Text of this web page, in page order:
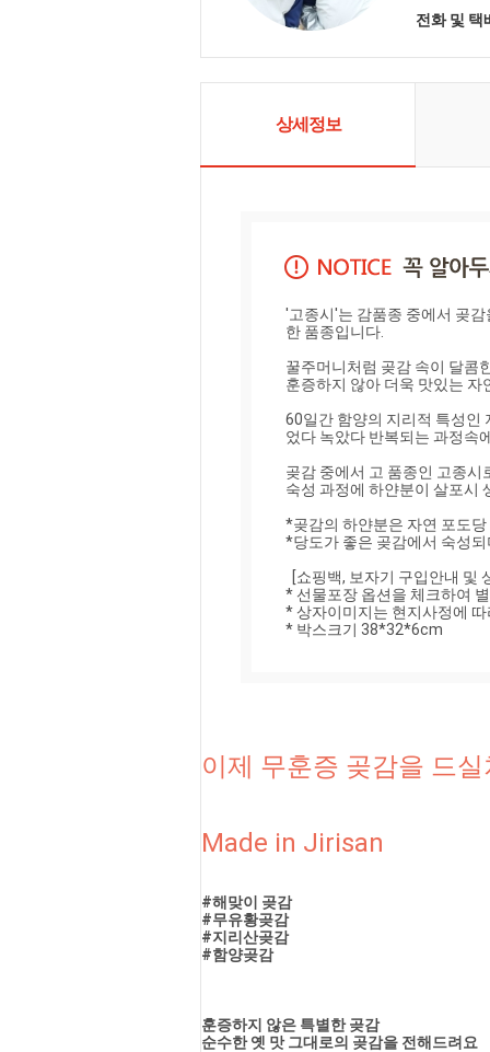
니다 함께
전화 및 택
상세정보
'고종시'는 감품종 중에서 곶
한 품종입니다.
꿀주머니처럼 곶감 속이 달콤
훈증하지 않아 더욱 맛있는
60일간 함양의 지리적 특성인
었다 녹았다 반복되는 과정속
곶감 중에서 고 품종인 고종시
숙성 과정에 하얀분이 살포시
*곶감의 하얀분은 자연 포도당
*당도가 좋은 곶감에서 숙성
* 선물포장 옵션을 체크하여
* 상자이미지는 현지사정에
* 박스크기 38*32*6cm
이제 무훈증 곶감을 드
Made in Jirisan
#해맞이 곶감
#무유황곶감
#지리산곶감
#함양곶감
훈증하지 않은 특별한 곶감
순수한 옛 맛 그대로의 곶감을 전해드려요